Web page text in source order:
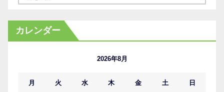
カ
イ
カレンダー
2026年8月
月 火 水 木 金 土 日